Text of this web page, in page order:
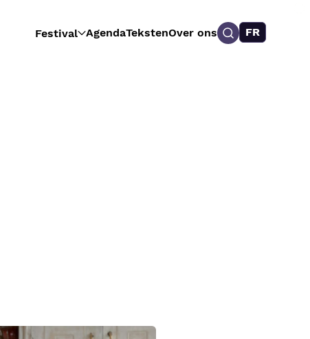
Festival AgendaTekstenOver ons FR